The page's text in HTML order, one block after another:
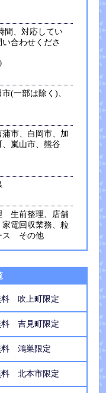
間、対応してい
合わせくださ
(一部は除く)、
蒲市、白岡市、加
嵐山市、熊谷
生前整理、店舗
電回収業務、粒
ス その他
料 吹上町限定
料 吉見町限定
料 鴻巣限定
料 北本市限定